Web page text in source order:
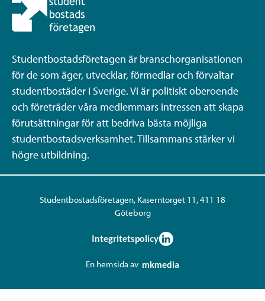
Studentbostadsföretagen är branschorganisationen
för de som äger, utvecklar, förmedlar och förvaltar
studentbostäder i Sverige. Vi är politiskt oberoende
och företräder våra medlemmars intressen att skapa
förutsättningar för att bedriva bästa möjliga
studentbostadsverksamhet. Tillsammans stärker vi
högre utbildning.
En hemsida av mkmedia
Studentbostadsföretagen, Kaserntorget 11, 411 18
Göteborg
Integritetspolicy